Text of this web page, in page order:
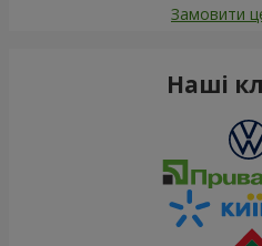
Замовити
Наші